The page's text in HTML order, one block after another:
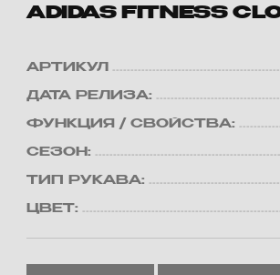
ADIDAS FITNESS
АРТИКУЛ
ДАТА РЕЛИЗА:
ФУНКЦИЯ / СВОЙСТВА:
СЕЗОН:
ТИП РУКАВА:
ЦВЕТ: